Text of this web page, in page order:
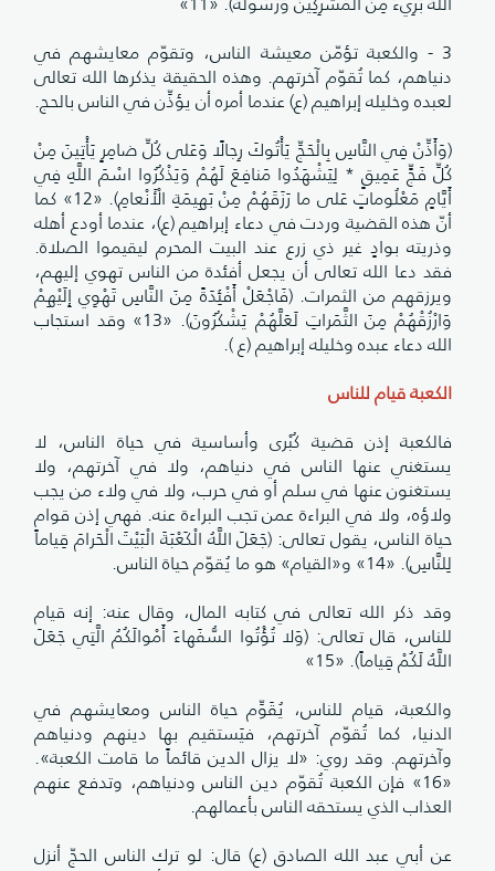
3 - والكعبة تؤمّن معيشة الناس، وتقوّم معايشهم في
دنياهم، كما تُقوّم آخرتهم. وهذه الحقيقة يذكرها الله تعالى
لعبده وخليله إبراهيم (ع) عندما أمره أن يؤذِّن في الناس بالحج.
(وَأَذِّنْ فِي النَّاسِ بِالْحَجِّ يَأْتُوكَ رِجالًا وَعَلى كُلِّ ضامِرٍ يَأْتِينَ مِنْ
كُلِّ فَجٍّ عَمِيقٍ * لِيَشْهَدُوا مَنافِعَ لَهُمْ وَيَذْكُرُوا اسْمَ اللَّهِ فِي
أَيَّامٍ مَعْلُوماتٍ عَلى ما رَزَقَهُمْ مِنْ بَهِيمَةِ الْأَنْعامِ). «12» كما
أنّ هذه القضية وردت في دعاء إبراهيم (ع)، عندما أودع أهله
وذريته بوادٍ غير ذي زرع عند البيت المحرم ليقيموا الصلاة.
فقد دعا الله تعالى أن يجعل أفئدة من الناس تهوي إليهم،
ويرزقهم من الثمرات. (فَاجْعَلْ أَفْئِدَةً مِنَ النَّاسِ تَهْوِي إِلَيْهِمْ
وَارْزُقْهُمْ مِنَ الثَّمَراتِ لَعَلَّهُمْ يَشْكُرُونَ). «13» وقد استجاب
الله دعاء عبده وخليله إبراهيم (ع ).
الكعبة قيام للناس
فالكعبة إذن قضية كُبْرى وأساسية في حياة الناس، لا
يستغني عنها الناس في دنياهم، ولا في آخرتهم، ولا
يستغنون عنها في سلم أو في حرب، ولا في ولاء من يجب
ولاؤه، ولا في البراءة عمن تجب البراءة عنه. فهي إذن قوام
حياة الناس، يقول تعالى: (جَعَلَ اللَّهُ الْكَعْبَةَ الْبَيْتَ الْحَرامَ قِياماً
لِلنَّاسِ). «14» و«القيام» هو ما يُقوّم حياة الناس.
وقد ذكر الله تعالى في كتابه المال، وقال عنه: إنه قيام
للناس، قال تعالى: (وَلا تُؤْتُوا السُّفَهاءَ أَمْوالَكُمُ الَّتِي جَعَلَ
اللَّهُ لَكُمْ قِياماً). «15»
والكعبة، قيام للناس، يُقَوِّم حياة الناس ومعايشهم في
الدنيا، كما تُقوّم آخرتهم، فيَستقيم بها دينهم ودنياهم
وآخرتهم. وقد روي: «لا يزال الدين قائماً ما قامت الكعبة».
«16» فإن الكعبة تُقوّم دين الناس ودنياهم، وتدفع عنهم
العذاب الذي يستحقه الناس بأعمالهم.
عن أبي عبد الله الصادق (ع) قال: لو ترك الناس الحجّ أنزل